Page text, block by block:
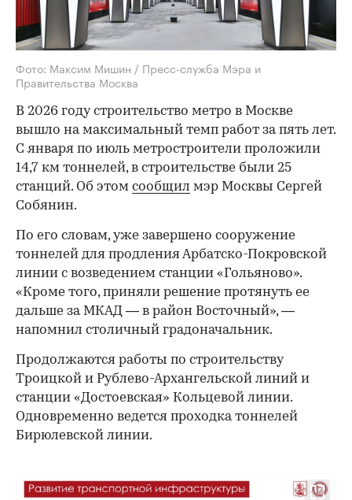
Фото: Максим Мишин / Пресс-служба Мэра и
Правительства Москва
В 2026 году строительство метро в Москве
вышло на максимальный темп работ за пять лет.
С января по июль метростроители проложили
14,7 км тоннелей, в строительстве были 25
станций. Об этом сообщил мэр Москвы Сергей
Собянин.
По его словам, уже завершено сооружение
тоннелей для продления Арбатско-Покровской
линии с возведением станции «Гольяново».
«Кроме того, приняли решение протянуть ее
дальше за МКАД — в район Восточный», —
напомнил столичный градоначальник.
Продолжаются работы по строительству
Троицкой и Рублево-Архангельской линий и
станции «Достоевская» Кольцевой линии.
Одновременно ведется проходка тоннелей
Бирюлевской линии.